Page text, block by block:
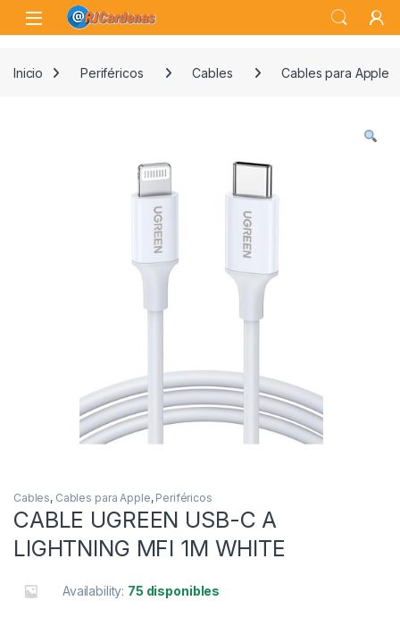
Skip to navigation
Skip to content
Open
Inicio Periféricos Cables Cables para Apple
Cables, Cables para Apple, Periféricos
CABLE UGREEN USB-C A
LIGHTNING MFI 1M WHITE
Availability: 75 disponibles